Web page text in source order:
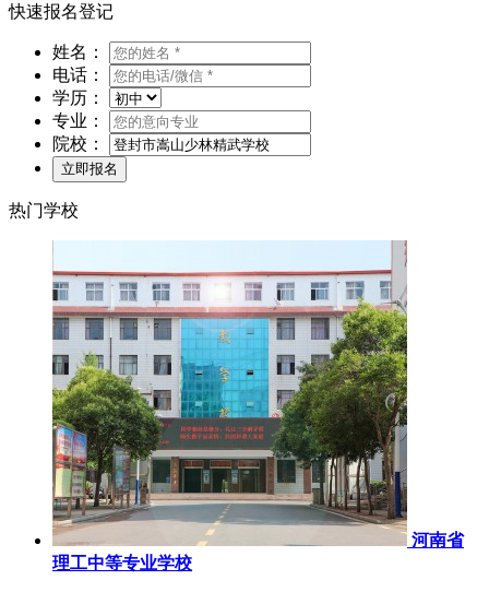
快速报名登记
姓名：
电话：
学历：
专业：
院校：
热门学校
河南省
理工中等专业学校